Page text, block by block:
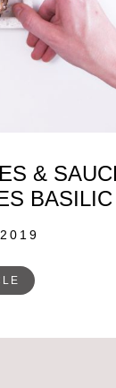
&
BASILIC